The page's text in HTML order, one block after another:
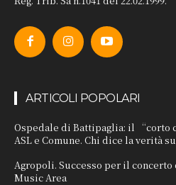
ARTICOLI POPOLARI
Ospedale di Battipaglia: il
ASL e Comune. Chi dice la verità
Agropoli. Successo per il
Music Area